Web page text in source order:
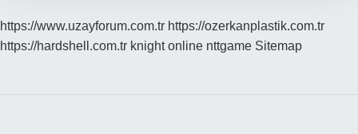
https://www.uzayforum.com.tr https://ozerkanplastik.com.tr
https://hardshell.com.tr knight online nttgame Sitemap